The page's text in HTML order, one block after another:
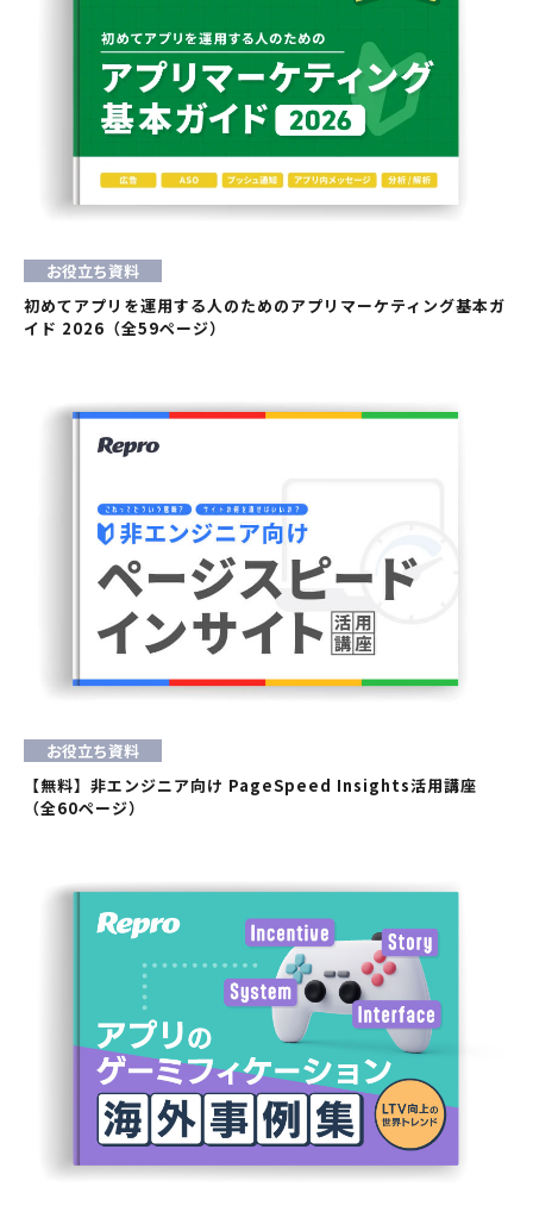
お役立ち資料
初めてアプリを運用する人のためのアプリマーケティング基本ガ
イド 2026（全59ページ）
お役立ち資料
【無料】非エンジニア向け PageSpeed Insights活用講座
（全60ページ）